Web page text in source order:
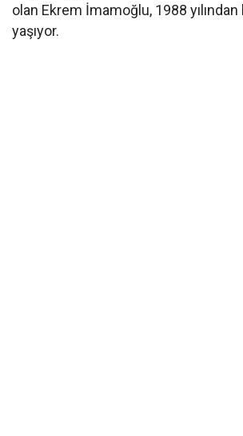
olan Ekrem İmamoğlu, 1988 yılından
yaşıyor.